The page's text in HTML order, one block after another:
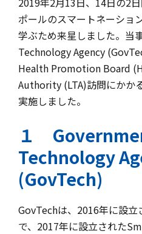
ポールのスマートネーショ
学ぶため来星しました。当
Technology Agency
Health Promotion Board
Authority (LTA)訪問にかか
実施しました。
１
Technology
(GovTech)
GovTechは、2016年に設
で、2017年に設立された